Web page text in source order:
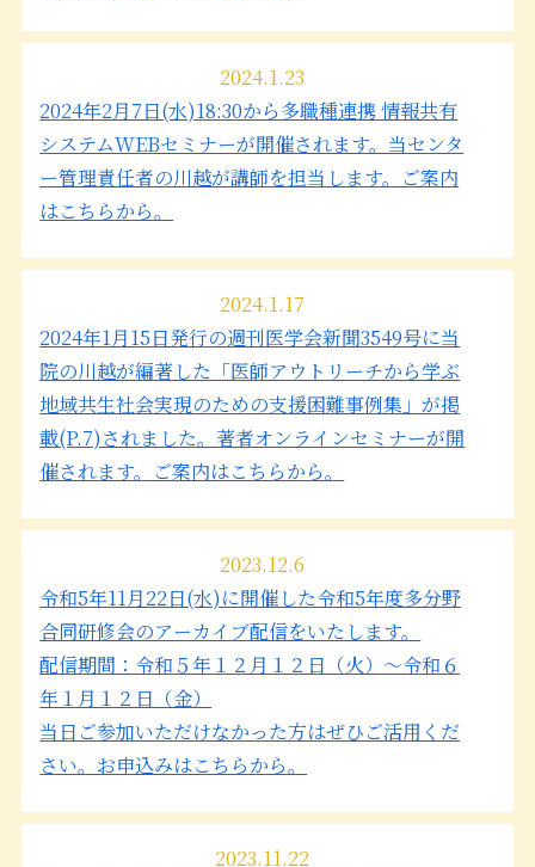
2024.1.23
2024年2月7日(水)18:30から多職種連携 情報共有
システムWEBセミナーが開催されます。当センタ
ー管理責任者の川越が講師を担当します。ご案内
はこちらから。
2024.1.17
2024年1月15日発行の週刊医学会新聞3549号に当
院の川越が編著した「医師アウトリーチから学ぶ
地域共生社会実現のための支援困難事例集」が掲
載(P.7)されました。著者オンラインセミナーが開
催されます。ご案内はこちらから。
2023.12.6
令和5年11月22日(水)に開催した令和5年度多分野
合同研修会のアーカイブ配信をいたします。
配信期間：令和５年１２月１２日（火）～令和６
年１月１２日（金）
当日ご参加いただけなかった方はぜひご活用くだ
さい。お申込みはこちらから。
2023.11.22